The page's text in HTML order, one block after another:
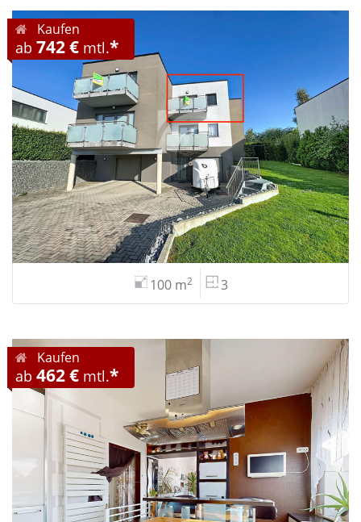
Kaufen
ab 742 € mtl.*
100 m2 3
Kaufen
ab 462 € mtl.*